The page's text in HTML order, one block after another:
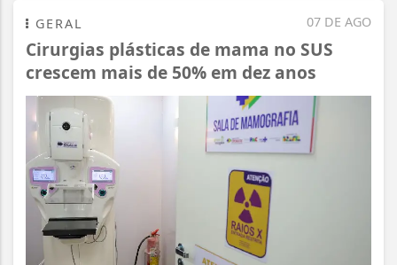
07 DE AGO
GERAL
Cirurgias plásticas de mama no SUS
crescem mais de 50% em dez anos